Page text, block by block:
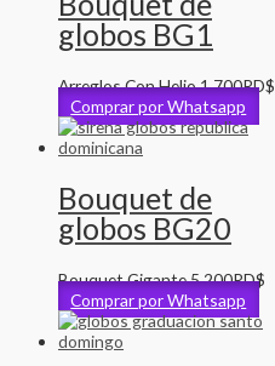
globos BG1
Arreglos Con Helio1,700RD$
Comprar por Whatsapp
Bouquet de
globos BG20
Bouquet Gigante5,200RD$
Comprar por Whatsapp